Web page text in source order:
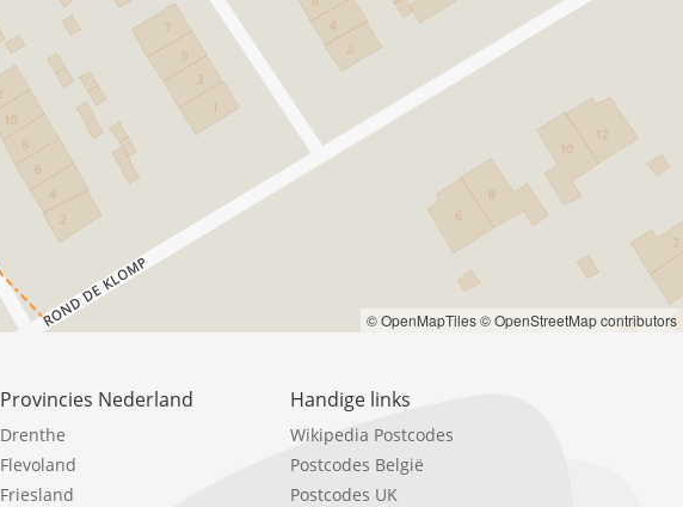
© OpenMapTiles© OpenStreetMap contributors
Provincies Nederland
Drenthe
Flevoland
Friesland
Handige links
Wikipedia Postcodes
Postcodes België
Postcodes UK